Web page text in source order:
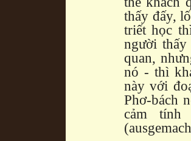
thấy đấy,
triết học
người
quan,
nó - thì
này với
Phơ-bách
cảm tính